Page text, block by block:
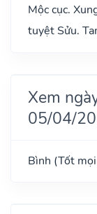
Mộc cục.
tuyệt Sửu.
Xem
05/04/
Bình (Tốt